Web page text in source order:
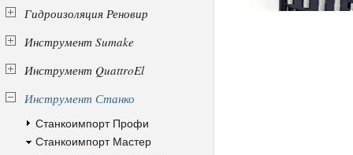
Гидроизоляция Реновир
Инструмент Sumake
Инструмент QuattroEl
Инструмент Станко
Станкоимпорт Профи
Станкоимпорт Мастер